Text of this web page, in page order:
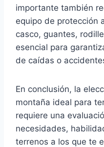
importante también
equipo de protección
casco, guantes,
esencial para
de caídas o
En conclusión, la
montaña ideal para
requiere una
necesidades,
terrenos a los que te